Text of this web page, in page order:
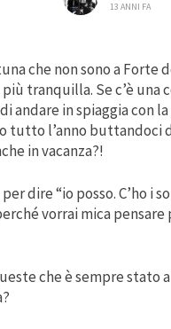
13 ANNI FA
che non sono a Forte
tranquilla. Se c’è una
andare in spiaggia con
tutto l’anno buttandoci
in vacanza?!
per dire “io posso. C’ho
vorrai mica
che è sempre